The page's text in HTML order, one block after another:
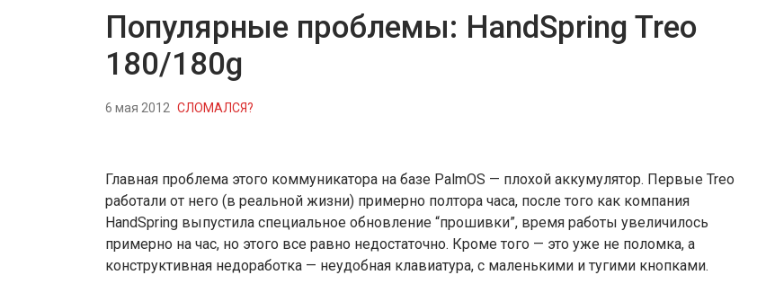
Популярные проблемы: HandSpring Treo
180/180g
6 мая 2012 СЛОМАЛСЯ?
Главная проблема этого коммуникатора на базе PalmOS — плохой аккумулятор. Первые Treo
работали от него (в реальной жизни) примерно полтора часа, после того как компания
HandSpring выпустила специальное обновление “прошивки”, время работы увеличилось
примерно на час, но этого все равно недостаточно. Кроме того — это уже не поломка, а
конструктивная недоработка — неудобная клавиатура, с маленькими и тугими кнопками.